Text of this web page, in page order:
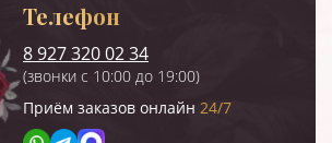
Телефон
8 927 320 02 34
(звонки с 10:00 до 19:00)
Приём заказов онлайн 24/7